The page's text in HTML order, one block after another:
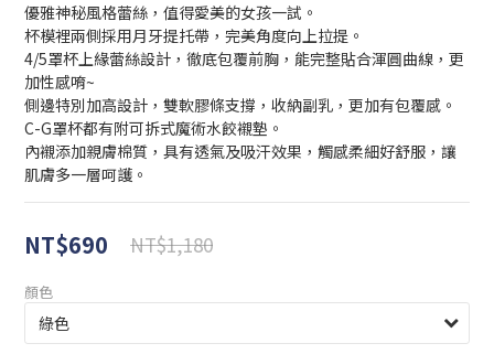
優雅神秘風格蕾絲，值得愛美的女孩一試。
杯模裡兩側採用月牙提托帶，完美角度向上拉提。
4/5罩杯上緣蕾絲設計，徹底包覆前胸，能完整貼合渾圓曲線，更
加性感唷~
側邊特別加高設計，雙軟膠條支撐，收納副乳，更加有包覆感。
C-G罩杯都有附可拆式魔術水餃襯墊。
內襯添加親膚棉質，具有透氣及吸汗效果，觸感柔細好舒服，讓
肌膚多一層呵護。
NT$690 NT$1,180
顏色